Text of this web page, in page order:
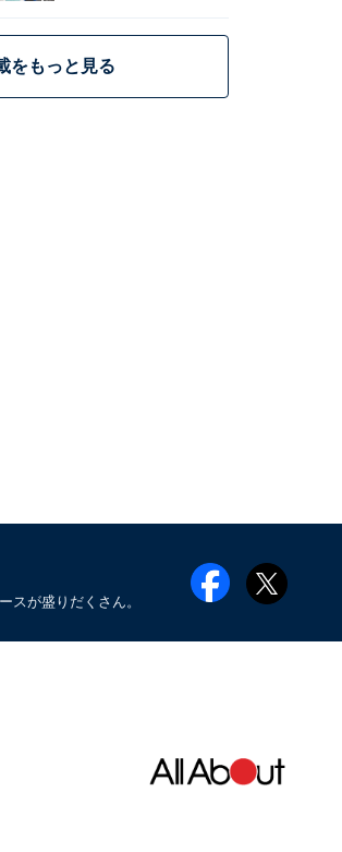
をもっと見る
スが盛りだくさん。